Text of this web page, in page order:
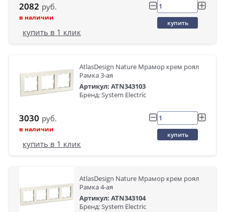
2082 руб.
в наличии
купить
купить в 1 клик
AtlasDesign Nature Мрамор крем роял
Рамка 3-ая
Артикул: ATN343103
Бренд: System Electric
3030 руб.
в наличии
купить
купить в 1 клик
AtlasDesign Nature Мрамор крем роял
Рамка 4-ая
Артикул: ATN343104
Бренд: System Electric